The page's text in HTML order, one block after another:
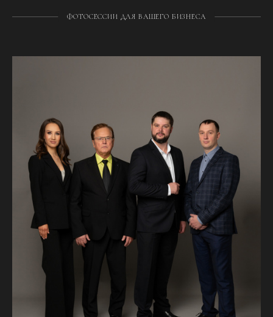
ФОТОСЕССИИ ДЛЯ ВАШЕГО БИЗНЕСА